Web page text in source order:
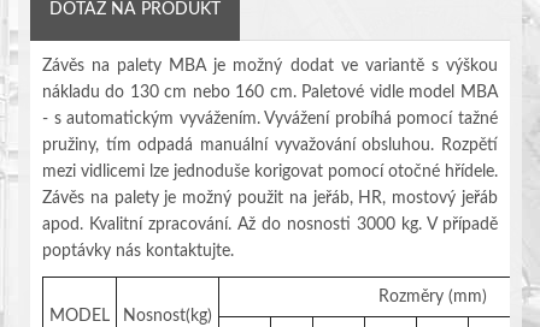
DOTAZ NA PRODUKT
Závěs na palety MBA je možný dodat ve variantě s výškou
nákladu do 130 cm nebo 160 cm. Paletové vidle model MBA
- s automatickým vyvážením. Vyvážení probíhá pomocí tažné
pružiny, tím odpadá manuální vyvažování obsluhou. Rozpětí
mezi vidlicemi lze jednoduše korigovat pomocí otočné hřídele.
Závěs na palety je možný použit na jeřáb, HR, mostový jeřáb
apod. Kvalitní zpracování. Až do nosnosti 3000 kg. V případě
poptávky nás kontaktujte.
MODEL Nosnost(kg)
Rozměry (mm)